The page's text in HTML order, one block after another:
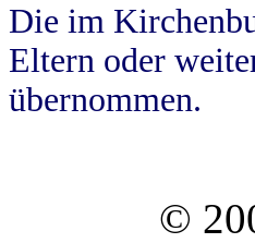
Die im
Eltern oder
übernommen.
©